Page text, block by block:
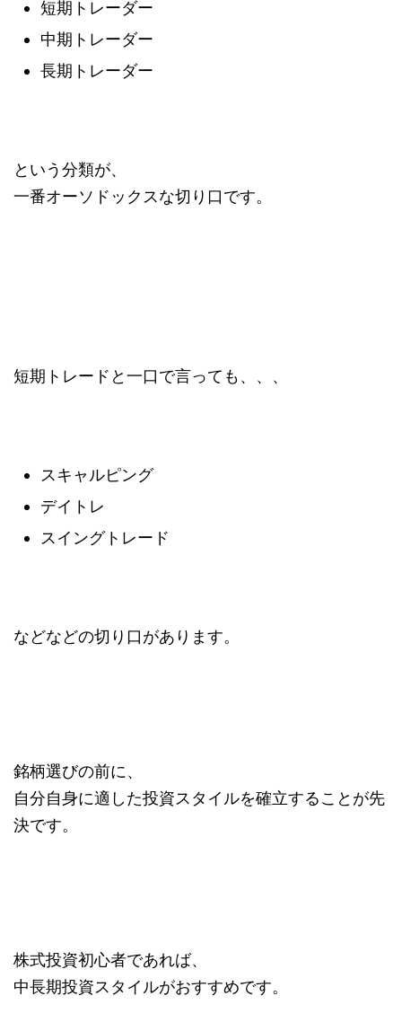
短期トレーダー
中期トレーダー
長期トレーダー
という分類が、
一番オーソドックスな切り口です。
短期トレードと一口で言っても、、、
スキャルピング
デイトレ
スイングトレード
などなどの切り口があります。
銘柄選びの前に、
自分自身に適した投資スタイルを確立することが先
決です。
株式投資初心者であれば、
中長期投資スタイルがおすすめです。